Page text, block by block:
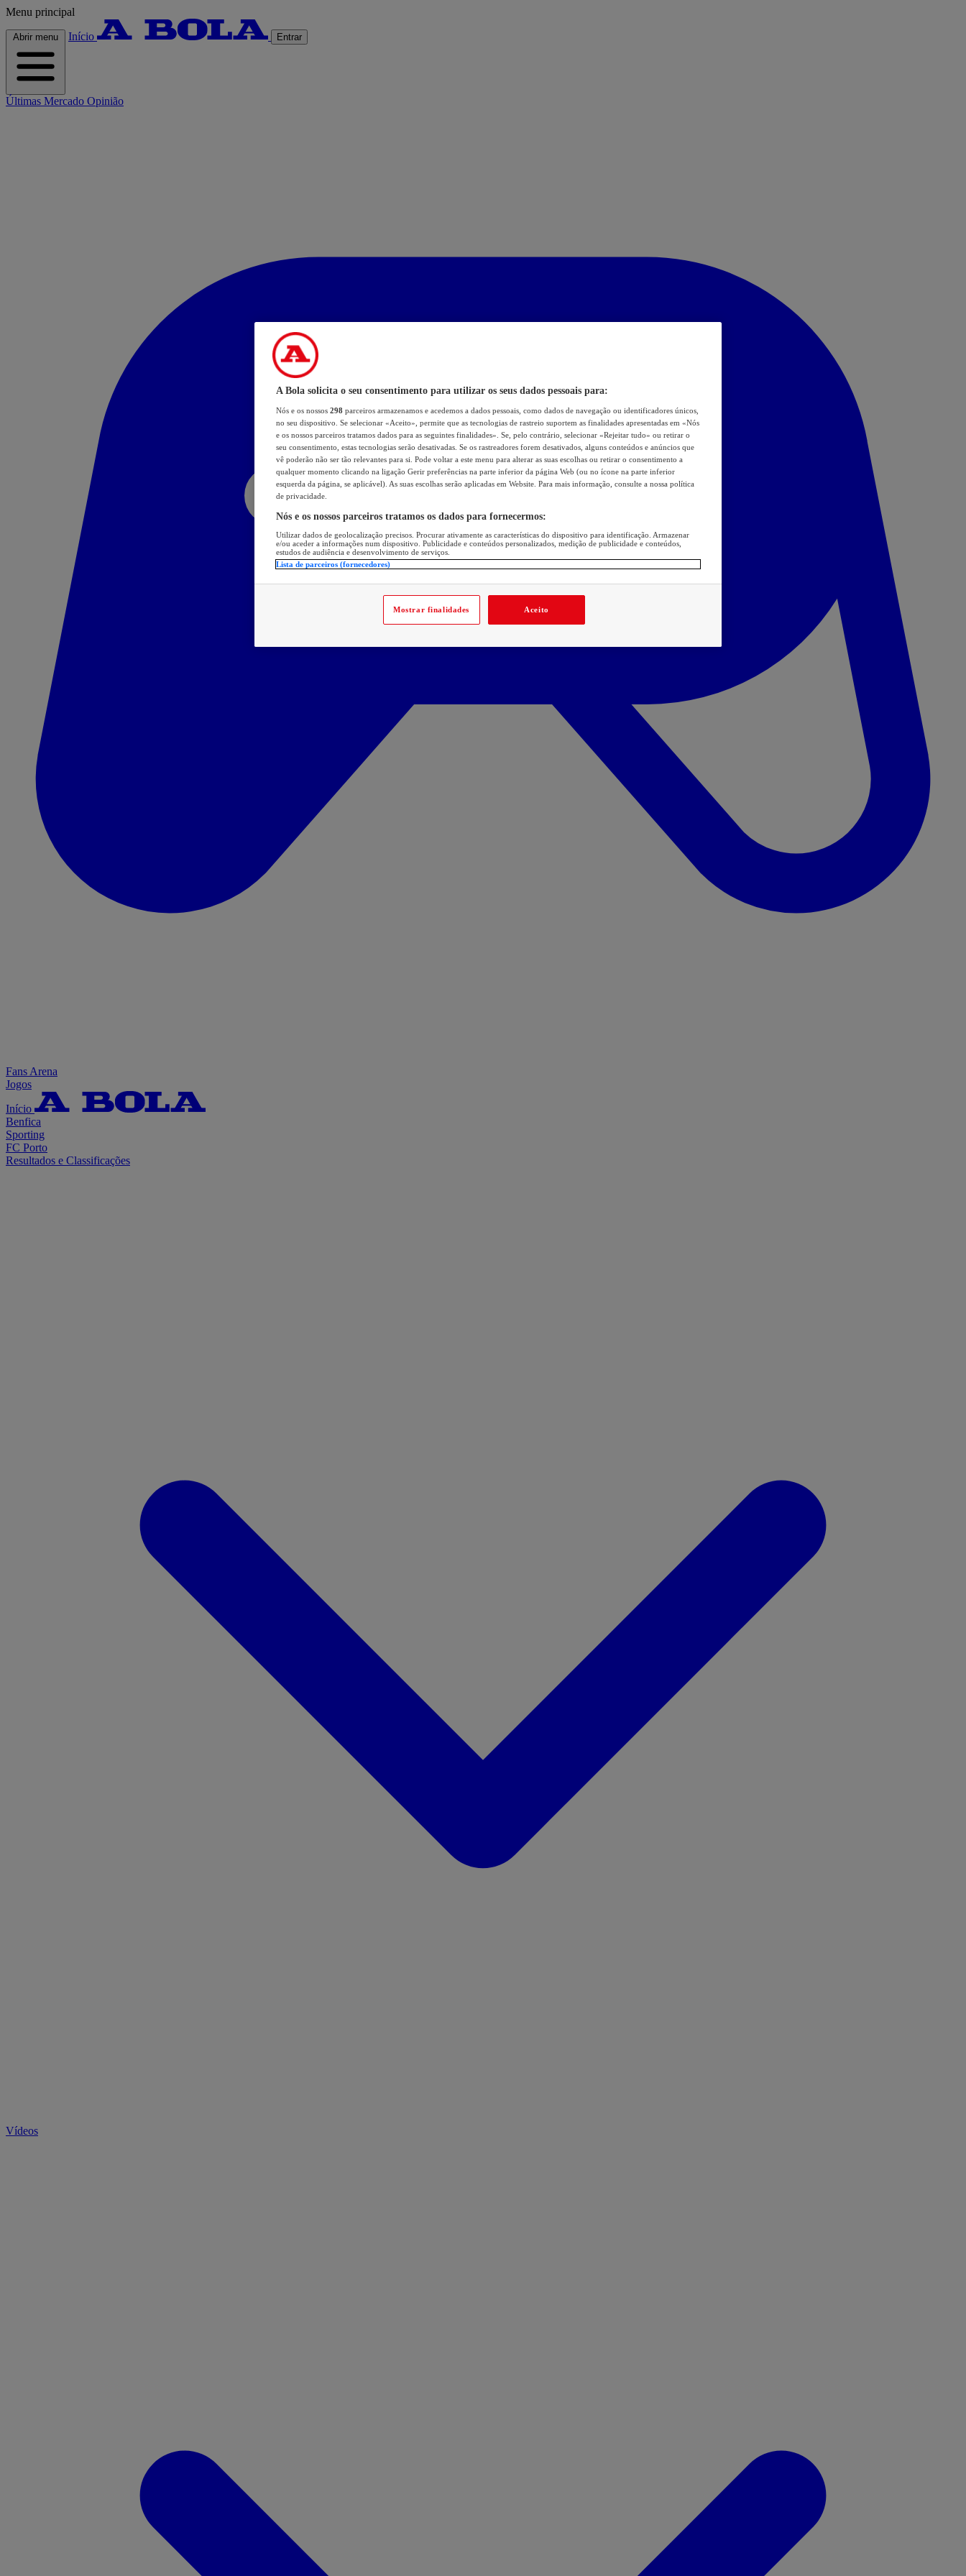
Menu principal
Abrir menu Início Entrar
Últimas Mercado Opinião
Fans Arena
Jogos
Início
Benfica
Sporting
FC Porto
Resultados e Classificações
Vídeos
A Bola solicita o seu consentimento para utilizar os seus dados pessoais para:
Nós e os nossos 298 parceiros armazenamos e acedemos a dados pessoais, como dados de navegação ou identificadores únicos,
no seu dispositivo. Se selecionar «Aceito», permite que as tecnologias de rastreio suportem as finalidades apresentadas em «Nós
e os nossos parceiros tratamos dados para as seguintes finalidades». Se, pelo contrário, selecionar «Rejeitar tudo» ou retirar o
seu consentimento, estas tecnologias serão desativadas. Se os rastreadores forem desativados, alguns conteúdos e anúncios que
vê poderão não ser tão relevantes para si. Pode voltar a este menu para alterar as suas escolhas ou retirar o consentimento a
qualquer momento clicando na ligação Gerir preferências na parte inferior da página Web (ou no ícone na parte inferior
esquerda da página, se aplicável). As suas escolhas serão aplicadas em Website. Para mais informação, consulte a nossa política
de privacidade.
Nós e os nossos parceiros tratamos os dados para fornecermos:
Utilizar dados de geolocalização precisos. Procurar ativamente as características do dispositivo para identificação. Armazenar
e/ou aceder a informações num dispositivo. Publicidade e conteúdos personalizados, medição de publicidade e conteúdos,
estudos de audiência e desenvolvimento de serviços.
Lista de parceiros (fornecedores)
Mostrar finalidades Aceito